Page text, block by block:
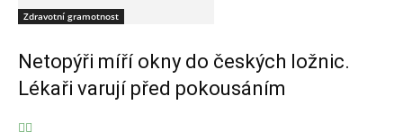
Zdravotní gramotnost
Netopýři míří okny do českých ložnic.
Lékaři varují před pokousáním